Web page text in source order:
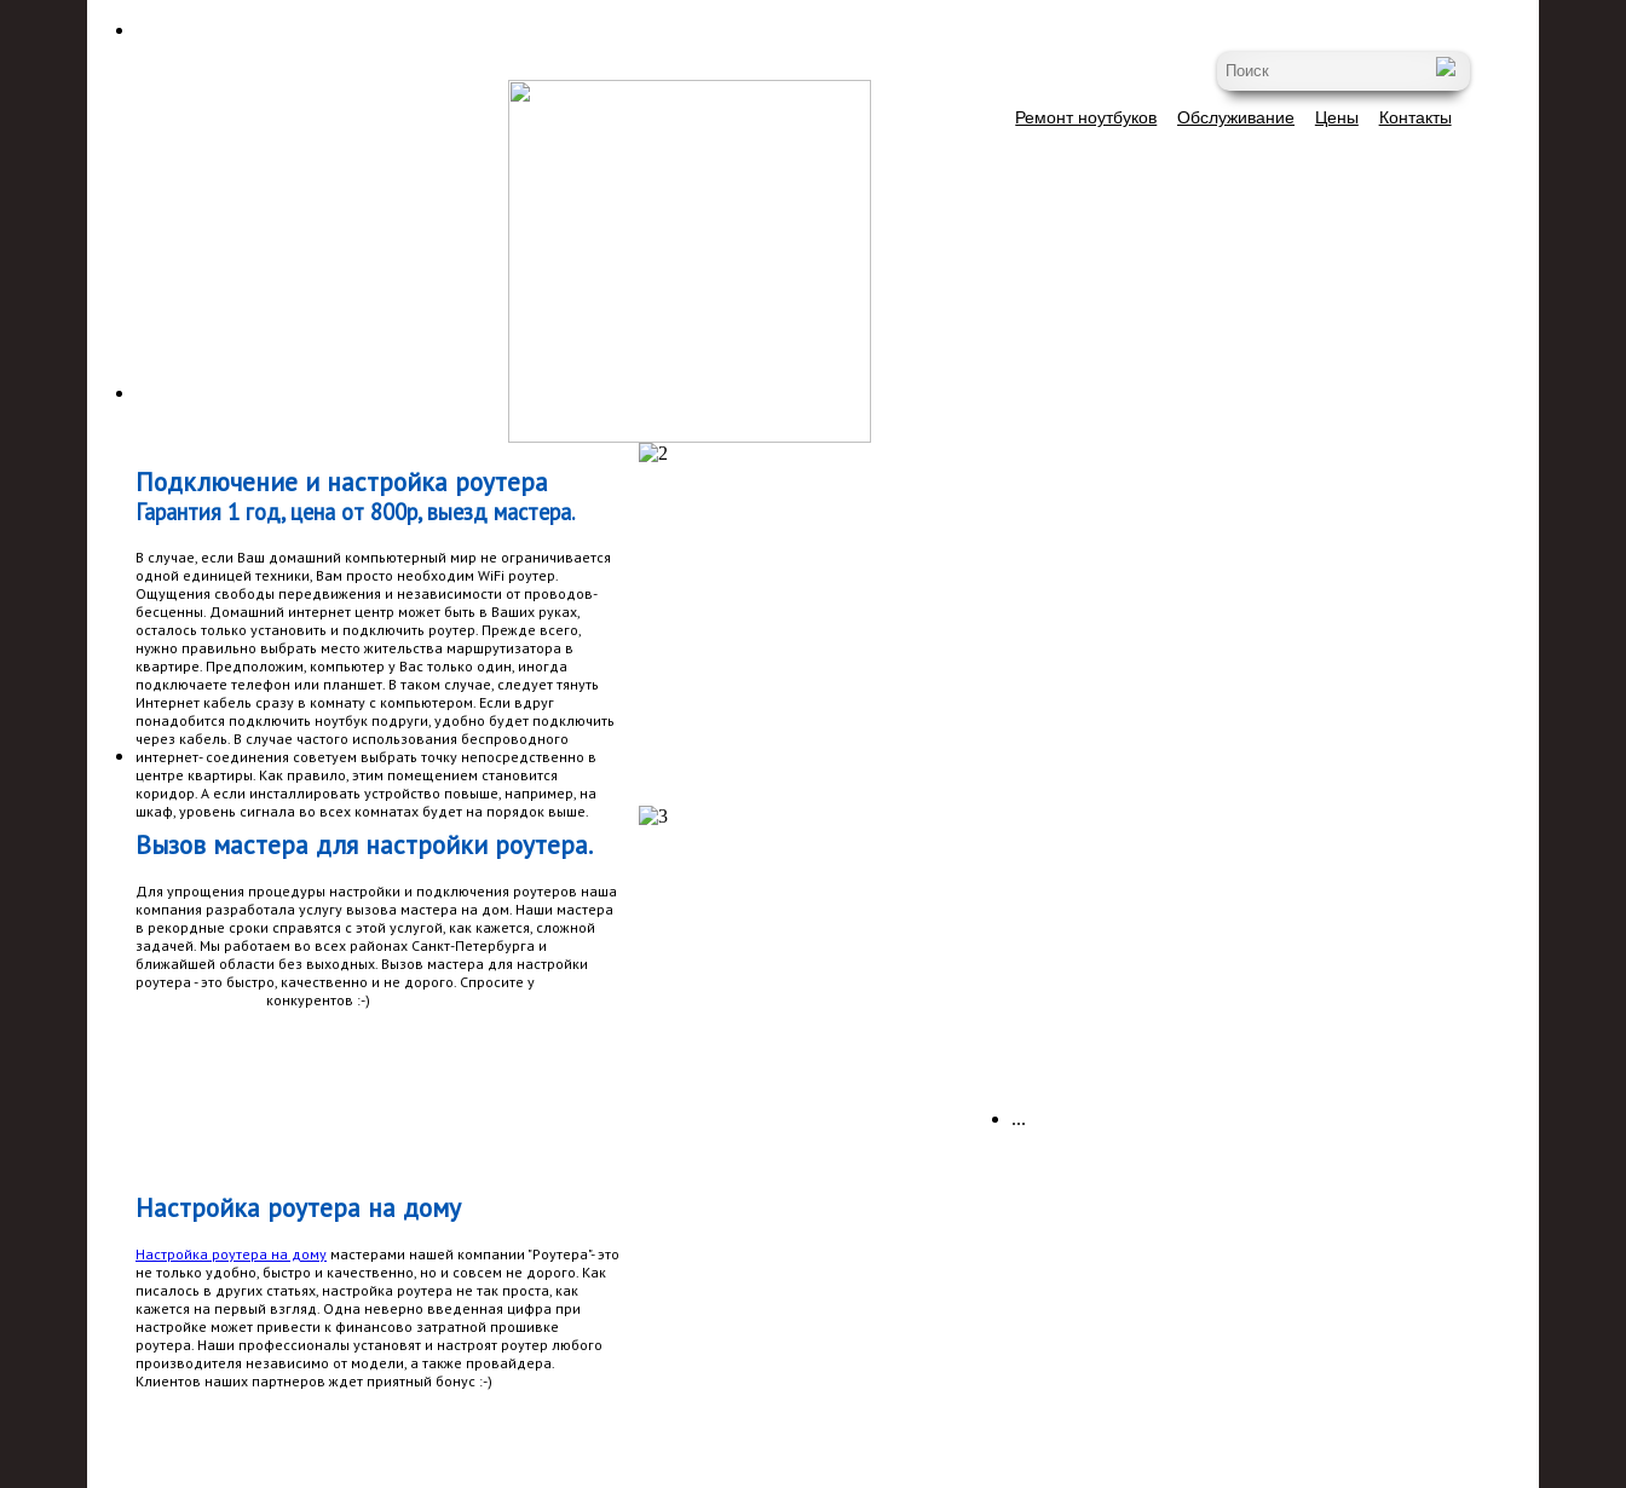
Ремонт ноутбуков Обслуживание Цены Контакты
Подключение и настройка роутера
Гарантия 1 год, цена от 800р, выезд мастера.
В случае, если Ваш домашний компьютерный мир не ограничивается
одной единицей техники, Вам просто необходим WiFi роутер.
Ощущения свободы передвижения и независимости от проводов-
бесценны. Домашний интернет центр может быть в Ваших руках,
осталось только установить и подключить роутер. Прежде всего,
нужно правильно выбрать место жительства маршрутизатора в
квартире. Предположим, компьютер у Вас только один, иногда
подключаете телефон или планшет. В таком случае, следует тянуть
Интернет кабель сразу в комнату с компьютером. Если вдруг
понадобится подключить ноутбук подруги, удобно будет подключить
через кабель. В случае частого использования беспроводного
интернет- соединения советуем выбрать точку непосредственно в
центре квартиры. Как правило, этим помещением становится
коридор. А если инсталлировать устройство повыше, например, на
шкаф, уровень сигнала во всех комнатах будет на порядок выше.
Вызов мастера для настройки роутера.
Для упрощения процедуры настройки и подключения роутеров наша
компания разработала услугу вызова мастера на дом. Наши мастера
в рекордные сроки справятся с этой услугой, как кажется, сложной
задачей. Мы работаем во всех районах Санкт-Петербурга и
ближайшей области без выходных. Вызов мастера для настройки
роутера - это быстро, качественно и не дорого. Спросите у
конкурентов :-)
Настройка роутера на дому
Настройка роутера на дому мастерами нашей компании "Роутера"- это
не только удобно, быстро и качественно, но и совсем не дорого. Как
писалось в других статьях, настройка роутера не так проста, как
кажется на первый взгляд. Одна неверно введенная цифра при
настройке может привести к финансово затратной прошивке
роутера. Наши профессионалы установят и настроят роутер любого
производителя независимо от модели, а также провайдера.
Клиентов наших партнеров ждет приятный бонус :-)
...